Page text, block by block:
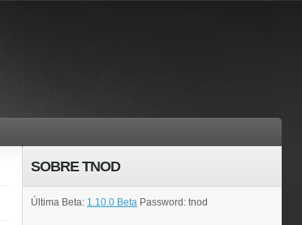
SOBRE TNOD
Última Beta: 1.10.0 Beta Password: tnod